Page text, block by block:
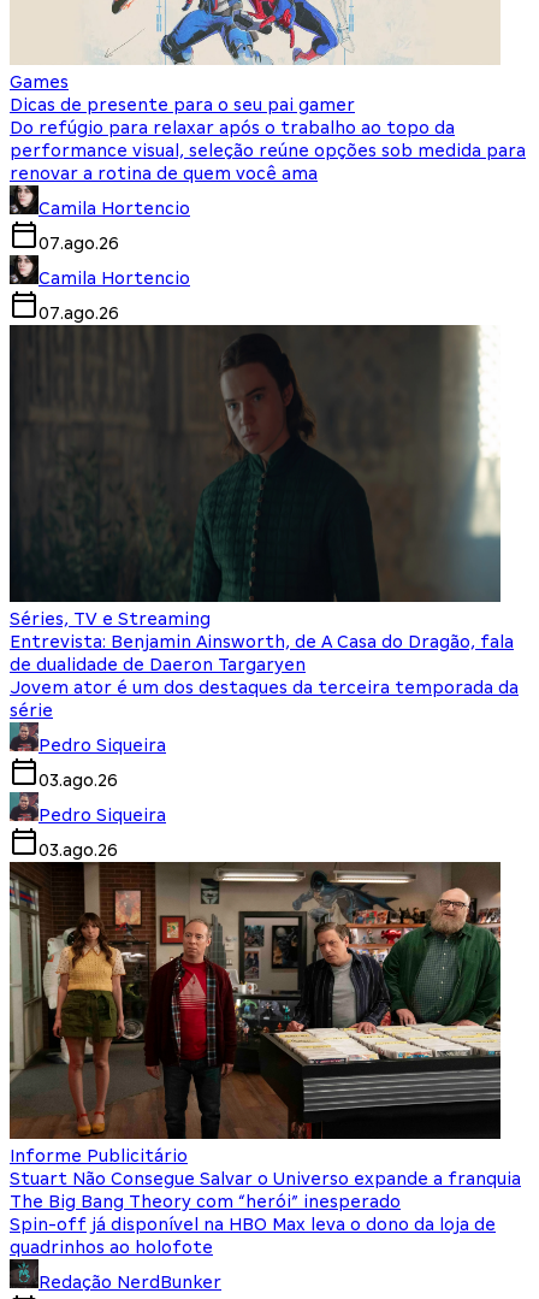
Games
Dicas de presente para o seu pai gamer
Do refúgio para relaxar após o trabalho ao topo da
performance visual, seleção reúne opções sob medida para
renovar a rotina de quem você ama
Camila Hortencio
07.ago.26
Camila Hortencio
07.ago.26
Séries, TV e Streaming
Entrevista: Benjamin Ainsworth, de A Casa do Dragão, fala
de dualidade de Daeron Targaryen
Jovem ator é um dos destaques da terceira temporada da
série
Pedro Siqueira
03.ago.26
Pedro Siqueira
03.ago.26
Informe Publicitário
Stuart Não Consegue Salvar o Universo expande a franquia
The Big Bang Theory com “herói” inesperado
Spin-off já disponível na HBO Max leva o dono da loja de
quadrinhos ao holofote
Redação NerdBunker